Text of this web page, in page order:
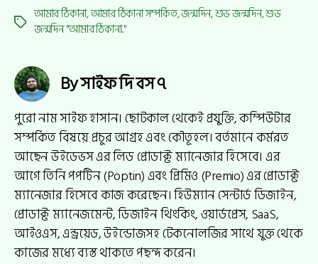
Tagsআমার ঠিকানা,আমার ঠিকানা সম্পর্কিত,জন্মদিন,শুভ জন্মদিন,শুভ
জন্মদিন "আমার ঠিকানা..."
By সাইফ দি বস ৭
পুরো নাম সাইফ হাসান। ছোটকাল থেকেই প্রযুক্তি, কম্পিউটার
সম্পর্কিত বিষয়ে প্রচুর আগ্রহ এবং কৌতূহল। বর্তমানে কর্মরত
আছেন উইডেভস এর লিড প্রোডাক্ট ম‍্যানেজার হিসেবে। এর
আগে তিনি পপটিন (Poptin) এবং প্রিমিও (Premio) এর প্রোডাক্ট
ম্যানেজার হিসেবে কাজ করেছেন। হিউম্যান সেন্টার্ড ডিজাইন,
প্রোডাক্ট ম্যানেজমেন্ট, ডিজাইন থিংকিং, ওয়ার্ডপ্রেস, SaaS,
আইওএস, এন্ড্রয়েড, উইন্ডোজসহ টেকনোলজির সাথে যুক্ত থেকে
কাজের মধ‍্যে ব্যস্ত থাকতে পছন্দ করেন।